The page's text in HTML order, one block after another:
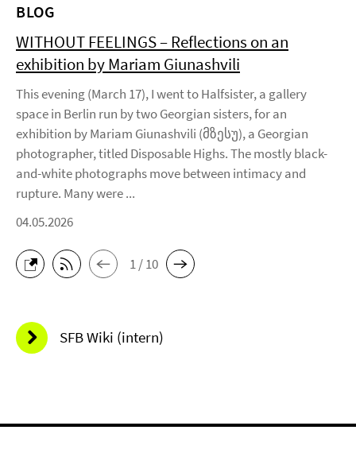
BLOG
WITHOUT FEELINGS – Reflections on an
exhibition by Mariam Giunashvili
This evening (March 17), I went to Halfsister, a gallery
space in Berlin run by two Georgian sisters, for an
exhibition by Mariam Giunashvili (მზესუ), a Georgian
photographer, titled Disposable Highs. The mostly black-
and-white photographs move between intimacy and
rupture. Many were ...
04.05.2026
1 / 10
SFB Wiki (intern)